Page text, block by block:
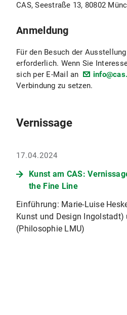
CAS, Seestraße 13, 80802
Anmeldung
Für den Besuch der
erforderlich. Wenn Sie
sich per E-Mail an
Verbindung zu setzen.
Vernissage
17.04.2024
Kunst am CAS:
the Fine Line
Einführung: Marie-Luise
Kunst und Design Ingolstadt)
(Philosophie LMU)